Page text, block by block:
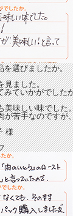
を選びましたか。
見ました。
みていかがでした
美味しい味でした
が苦手なのですが
様